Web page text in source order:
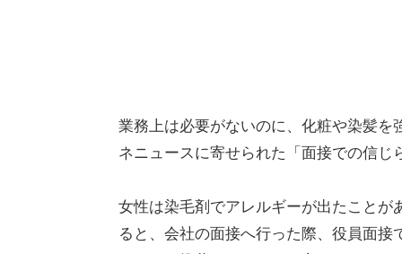
業務上は必要がないのに、化粧や染髪
ネニュースに寄せられた「面接での信
女性は染毛剤でアレルギーが出たこと
ると、会社の面接へ行った際、役員面